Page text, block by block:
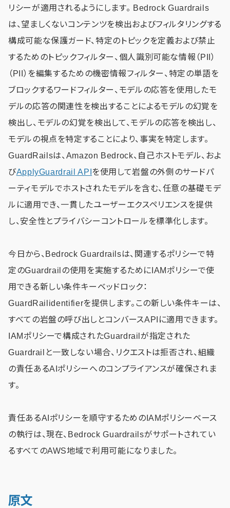
リシーが適用されるようにします。 Bedrock Guardrails
は、望ましくないコンテンツを検出およびフィルタリングする
構成可能な保護ガード、特定のトピックを定義および禁止
するためのトピックフィルター、個人識別可能な情報（PII）
（PII）を編集するための機密情報フィルター、特定の単語を
ブロックするワードフィルター、モデルの応答を使用したモ
デルの応答の関連性を検出することによるモデルの幻覚を
検出し、モデルの幻覚を検出して、モデルの応答を検出し、
モデルの視点を特定することにより、事実を特定します。
GuardRailsは、Amazon Bedrock、自己ホストモデル、およ
びApplyGuardrail API を使用して岩盤の外側のサードパ
ーティモデルでホストされたモデルを含む、任意の基礎モデ
ルに適用でき、一貫したユーザーエクスペリエンスを提供
し、安全性とプライバシーコントロールを標準化します。
今日から、Bedrock Guardrailsは、関連するポリシーで特
定のGuardrailの使用を実施するためにIAMポリシーで使
用できる新しい条件キーベッドロック：
GuardRailidentifierを提供します。この新しい条件キーは、
すべての岩盤の呼び出しとコンバースAPIに適用できます。
IAMポリシーで構成されたGuardrailが指定された
Guardrailと一致しない場合、リクエストは拒否され、組織
の責任あるAIポリシーへのコンプライアンスが確保されま
す。
責任あるAIポリシーを順守するためのIAMポリシーベース
の執行は、現在、Bedrock Guardrailsがサポートされてい
るすべてのAWS地域で利用可能になりました。
原文